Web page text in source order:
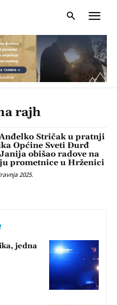
rajh
Stričak u pratnji
Općine Sveti Đurđ
obišao radove na
prometnice u Hrženici
2025.
jedna